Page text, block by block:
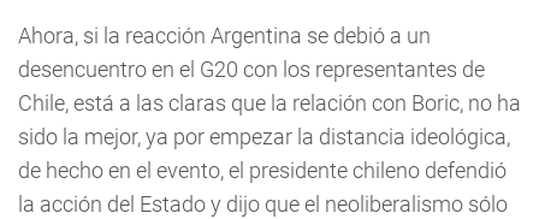
Ahora, si la reacción Argentina se debió a un
desencuentro en el G20 con los representantes de
Chile, está a las claras que la relación con Boric, no ha
sido la mejor, ya por empezar la distancia ideológica,
de hecho en el evento, el presidente chileno defendió
la acción del Estado y dijo que el neoliberalismo sólo